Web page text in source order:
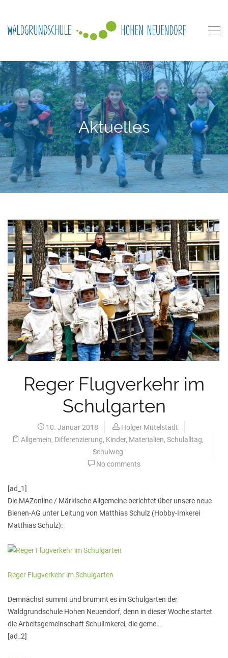
Aktuelles
Reger Flugverkehr im
Schulgarten
10. Januar 2018
Holger Mittelstädt
Allgemein, Differenzierung, Kinder, Materialien, Schulalltag,
Schulweg
No comments
[ad_1]
Die MAZonline / Märkische Allgemeine berichtet über unsere neue
Bienen-AG unter Leitung von Matthias Schulz (Hobby-Imkerei
Matthias Schulz):
Reger Flugverkehr im Schulgarten
Demnächst summt und brummt es im Schulgarten der
Waldgrundschule Hohen Neuendorf, denn in dieser Woche startet
die Arbeitsgemeinschaft Schulimkerei, die geme…
[ad_2]